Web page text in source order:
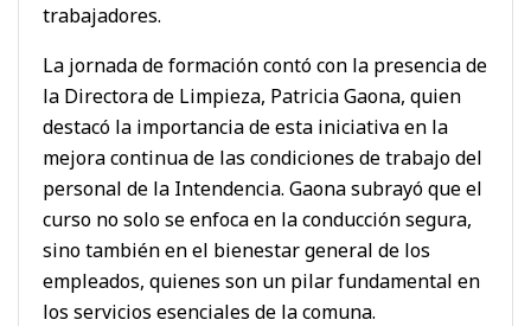
trabajadores.
La jornada de formación contó con la presencia de
la Directora de Limpieza, Patricia Gaona, quien
destacó la importancia de esta iniciativa en la
mejora continua de las condiciones de trabajo del
personal de la Intendencia. Gaona subrayó que el
curso no solo se enfoca en la conducción segura,
sino también en el bienestar general de los
empleados, quienes son un pilar fundamental en
los servicios esenciales de la comuna.